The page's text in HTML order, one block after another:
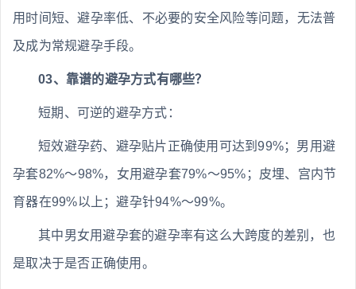
用时间短、避孕率低、不必要的安全风险等问题，无法普
及成为常规避孕手段。
03、靠谱的避孕方式有哪些？
短期、可逆的避孕方式：
短效避孕药、避孕贴片正确使用可达到99%；男用避
孕套82%～98%，女用避孕套79%～95%；皮埋、宫内节
育器在99%以上；避孕针94%～99%。
其中男女用避孕套的避孕率有这么大跨度的差别，也
是取决于是否正确使用。